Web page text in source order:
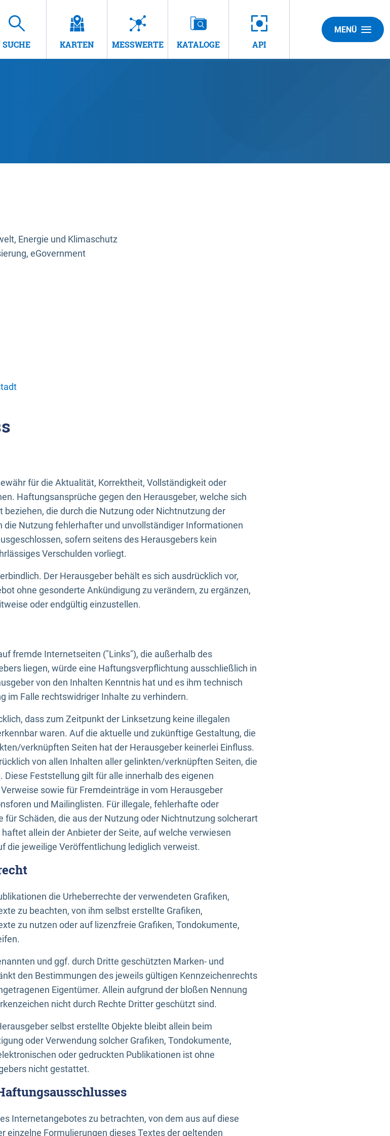
SUCHE KARTEN MESSWERTE KATALOGE API
MENÜ
Energie und Klimaschutz
eGovernment
für die Aktualität, Korrektheit, Vollständigkeit oder
Haftungsansprüche gegen den Herausgeber, welche sich
die durch die Nutzung oder Nichtnutzung der
Nutzung fehlerhafter und unvollständiger Informationen
sofern seitens des Herausgebers kein
Verschulden vorliegt.
Der Herausgeber behält es sich ausdrücklich vor,
ohne gesonderte Ankündigung zu verändern, zu ergänzen,
oder endgültig einzustellen.
fremde Internetseiten ("Links"), die außerhalb des
liegen, würde eine Haftungsverpflichtung ausschließlich in
von den Inhalten Kenntnis hat und es ihm technisch
im Falle rechtswidriger Inhalte zu verhindern.
dass zum Zeitpunkt der Linksetzung keine illegalen
waren. Auf die aktuelle und zukünftige Gestaltung, die
verknüpften Seiten hat der Herausgeber keinerlei Einfluss.
von allen Inhalten aller gelinkten/verknüpften Seiten, die
Feststellung gilt für alle innerhalb des eigenen
sowie für Fremdeinträge in vom Herausgeber
und Mailinglisten. Für illegale, fehlerhafte oder
Schäden, die aus der Nutzung oder Nichtnutzung solcherart
allein der Anbieter der Seite, auf welche verwiesen
die jeweilige Veröffentlichung lediglich verweist.
die Urheberrechte der verwendeten Grafiken,
zu beachten, von ihm selbst erstellte Grafiken,
zu nutzen oder auf lizenzfreie Grafiken, Tondokumente,
und ggf. durch Dritte geschützten Marken- und
den Bestimmungen des jeweils gültigen Kennzeichenrechts
Eigentümer. Allein aufgrund der bloßen Nennung
nicht durch Rechte Dritter geschützt sind.
selbst erstellte Objekte bleibt allein beim
oder Verwendung solcher Grafiken, Tondokumente,
oder gedruckten Publikationen ist ohne
nicht gestattet.
Internetangebotes zu betrachten, von dem aus auf diese
einzelne Formulierungen dieses Textes der geltenden